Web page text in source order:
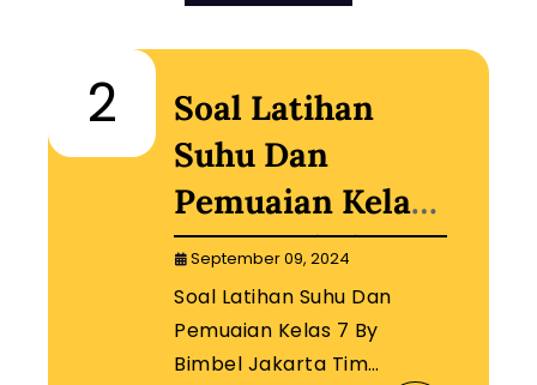
2
Soal Latihan
Suhu Dan
Pemuaian Kelas
7 By Bimbel
Jakarta Timur
September 09, 2024
Soal Latihan Suhu Dan
Pemuaian Kelas 7 By
Bimbel Jakarta Tim…